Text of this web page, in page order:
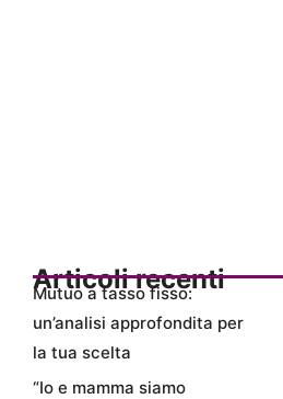
Articoli recenti
Mutuo a tasso fisso:
un’analisi approfondita per
la tua scelta
“Io e mamma siamo